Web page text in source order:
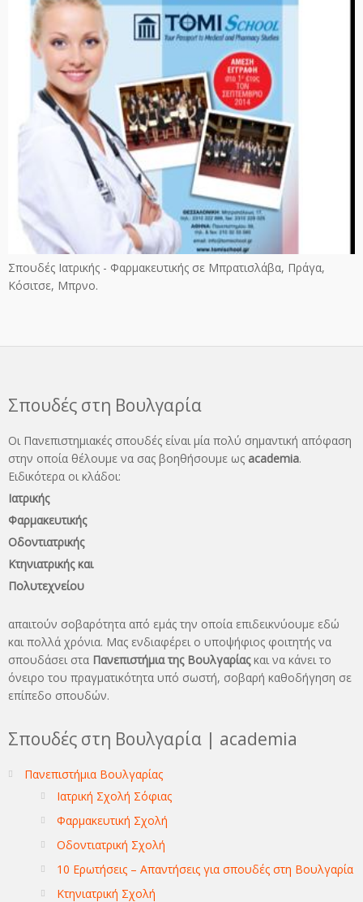
Σπουδές Ιατρικής - Φαρμακευτικής σε Μπρατισλάβα, Πράγα,
Κόσιτσε, Μπρνο.
Σπουδές στη Βουλγαρία
Οι Πανεπιστημιακές σπουδές είναι μία πολύ σημαντική απόφαση
στην οποία θέλουμε να σας βοηθήσουμε ως academia.
Ειδικότερα οι κλάδοι:
Ιατρικής
Φαρμακευτικής
Οδοντιατρικής
Κτηνιατρικής και
Πολυτεχνείου
απαιτούν σοβαρότητα από εμάς την οποία επιδεικνύουμε εδώ
και πολλά χρόνια. Μας ενδιαφέρει ο υποψήφιος φοιτητής να
σπουδάσει στα Πανεπιστήμια της Βουλγαρίαςκαι να κάνει το
όνειρo του πραγματικότητα υπό σωστή, σοβαρή καθοδήγηση σε
επίπεδο σπουδών.
Σπουδές στη Βουλγαρία | academia
Πανεπιστήμια Βουλγαρίας
Ιατρική Σχολή Σόφιας
Φαρμακευτική Σχολή
Οδοντιατρική Σχολή
10 Ερωτήσεις – Απαντήσεις για σπουδές στη Βουλγαρία
Κτηνιατρική Σχολή